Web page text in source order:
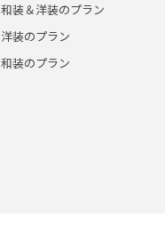
和装＆洋装のプラン
洋装のプラン
和装のプラン